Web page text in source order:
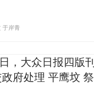
于岸青
大众日报四版
府处理 平鹰坟